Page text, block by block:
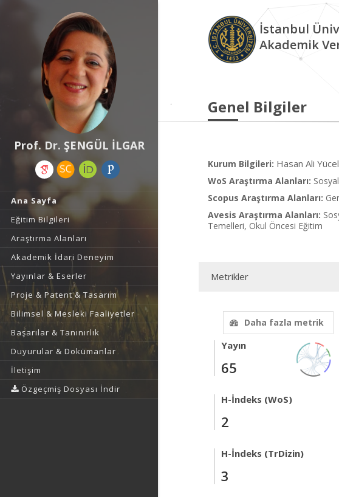
Prof. Dr. ŞENGÜL İLGAR
Ana Sayfa
Eğitim Bilgileri
Araştırma Alanları
Akademik İdari Deneyim
Yayınlar & Eserler
Proje & Patent & Tasarım
Bilimsel & Mesleki Faaliyetler
Başarılar & Tanınırlık
Duyurular & Dokümanlar
İletişim
Özgeçmiş Dosyası İndir
İstanbul
Akademik
Genel Bilgiler
Kurum Bilgileri: Hasan Ali
WoS Araştırma Alanları:
Scopus Araştırma Alanları:
Avesis Araştırma Alanları:
Temelleri, Okul Öncesi Eğitim
Metrikler
Daha fazla metrik
Yayın
65
H-İndeks (WoS)
2
H-İndeks (TrDizin)
3